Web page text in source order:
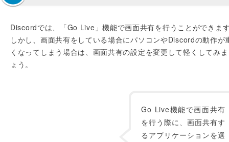
Discordでは、「Go Live」機能で画面共有を行うことができま
しかし、画面共有をしている場合にパソコンやDiscordの動作が
くなってしまう場合は、画面共有の設定を変更して軽くしてみ
ょう。
Go Live機能で画面共有
を行う際に、画面共有す
るアプリケーションを選